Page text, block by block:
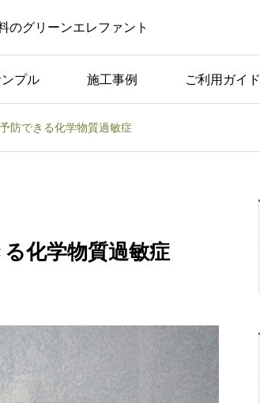
のグリーンエレファント
プル 施工事例 ご利用ガイド
コラム一覧
防できる化学物質過敏症
化学物質過敏症